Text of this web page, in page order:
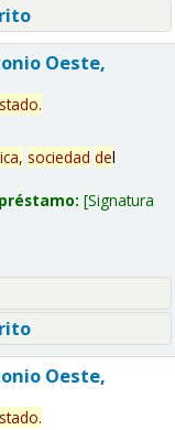
Oeste,
.
sociedad del
Signatura
Oeste,
.